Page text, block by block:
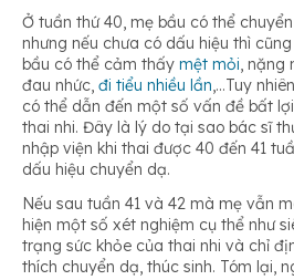
Ở tuần thứ 40, mẹ bầu có thể
nhưng nếu chưa có dấu hiệu thì
bầu có thể cảm thấy mệt mỏi, nặng
đau nhức, đi tiểu nhiều lần,…Tuy
có thể dẫn đến một số vấn đề bất
thai nhi. Đây là lý do tại sao bác sĩ
nhập viện khi thai được 40 đến 41
dấu hiệu chuyển dạ.
Nếu sau tuần 41 và 42 mà mẹ vẫn
hiện một số xét nghiệm cụ thể như
trạng sức khỏe của thai nhi và chỉ
thích chuyển dạ, thúc sinh. Tóm lại,